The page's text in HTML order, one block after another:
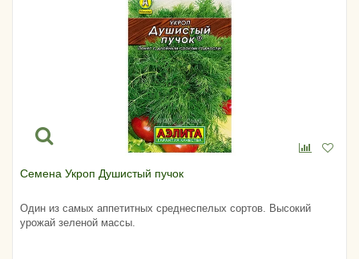
Семена Укроп Душистый пучок
Один из самых аппетитных среднеспелых сортов. Высокий
урожай зеленой массы.